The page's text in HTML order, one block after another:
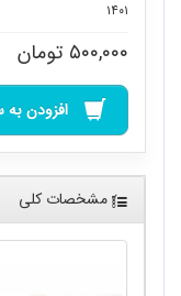
۱۴۰۱
۵۰۰,۰۰۰ تومان
افزودن
مشخصات کلی